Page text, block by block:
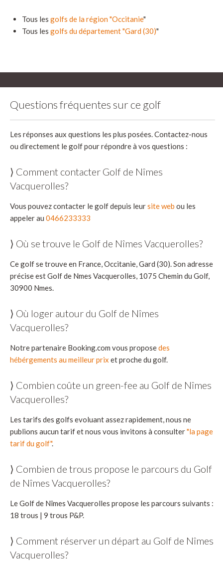
Tous les golfs de la région "Occitanie"
Tous les golfs du département "Gard (30)"
Questions fréquentes sur ce golf
Les réponses aux questions les plus posées. Contactez-nous
ou directement le golf pour répondre à vos questions :
⟩ Comment contacter Golf de Nîmes
Vacquerolles?
Vous pouvez contacter le golf depuis leursite web ou les
appeler au 0466233333
⟩ Où se trouve le Golf de Nîmes Vacquerolles?
Ce golf se trouve en France, Occitanie, Gard (30). Son adresse
précise est Golf de Nmes Vacquerolles, 1075 Chemin du Golf,
30900 Nmes.
⟩ Où loger autour du Golf de Nîmes
Vacquerolles?
Notre partenaire Booking.com vous proposedes
hébérgements au meilleur prix et proche du golf.
⟩ Combien coûte un green-fee au Golf de Nîmes
Vacquerolles?
Les tarifs des golfs evoluant assez rapidement, nous ne
publions aucun tarif et nous vous invitons à consulter"la page
tarif du golf".
⟩ Combien de trous propose le parcours du Golf
de Nîmes Vacquerolles?
Le Golf de Nîmes Vacquerolles propose les parcours suivants :
18 trous | 9 trous P&P.
⟩ Comment réserver un départ au Golf de Nîmes
Vacquerolles?